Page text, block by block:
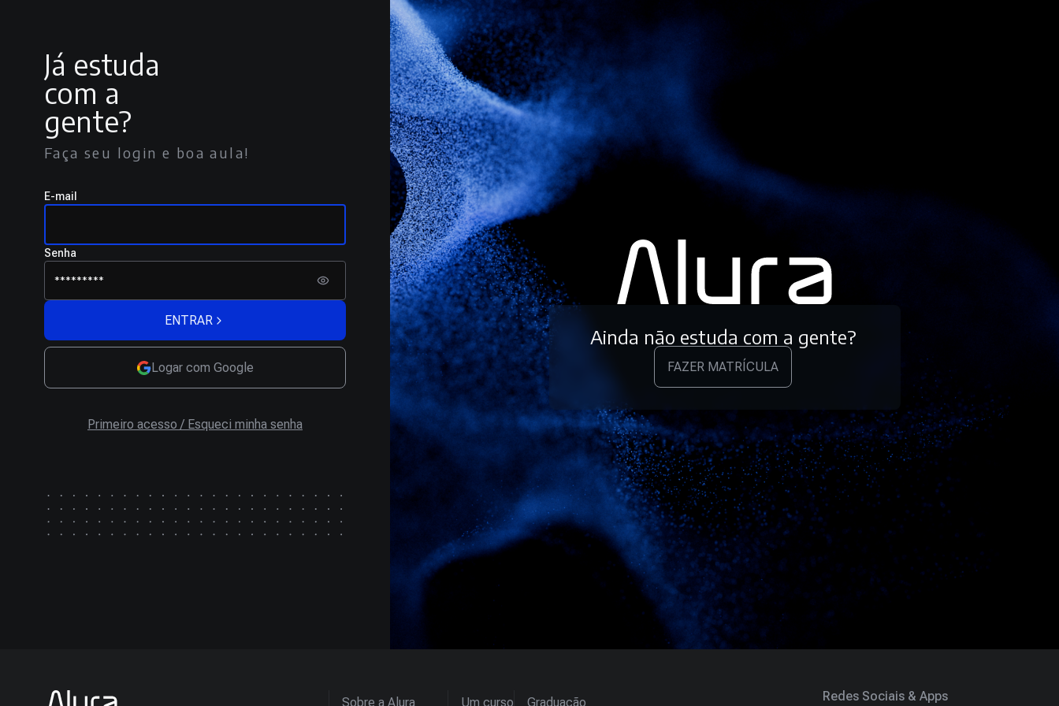
Já estuda
com a
gente?
Faça seu login e boa aula!
E-mail
Senha
ENTRAR
Logar com Google
Primeiro acesso / Esqueci minha senha
Ainda não estuda com a gente?
FAZER MATRÍCULA
Sobre a Alura Um curso Graduação Redes Sociais & Apps